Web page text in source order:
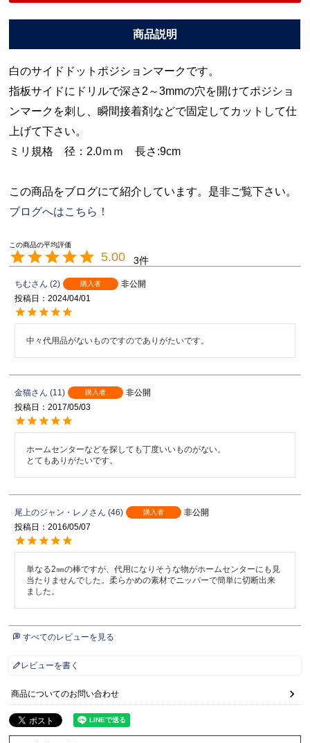
白のサイドドットポジションマークです。
指板サイドにドリルで深さ2～3mmの穴を開けてポジショ
ンマークを刺し、瞬間接着剤などで固定してカットして仕
上げて下さい。
ミリ規格 径：2.0ｍｍ 長さ:9cm
この商品をブログにて紹介しています。是非ご覧下さい。
ブログへはこちら！
5.00 3
ちむ 2 購入者
非公開
投稿日
2024/04/01
中々代用品がないものですのでありがたいです。
金猫 11 購入者
非公開
投稿日
2017/05/03
ホームセンターなどを探しても丁度いいものがない。
とてもありがたいです。
尾上のジャン・レノ 46 購入者
非公開
投稿日
2016/05/07
単なる2㎜の棒ですが、代用になりそうな物がホームセンターにも見
当たりませんでした。柔らかめの素材でニッパーで簡単に切断出来
ました。
すべてのレビューを見る
レビューを書く
商品についてのお問い合わせ